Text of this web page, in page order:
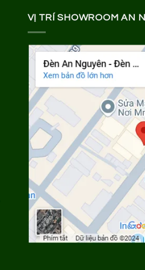
VỊ TRÍ SHOWROOM AN